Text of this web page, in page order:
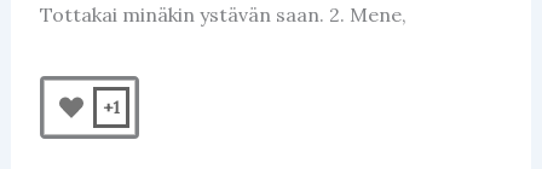
Tottakai minäkin ystävän saan. 2. Mene,
+1